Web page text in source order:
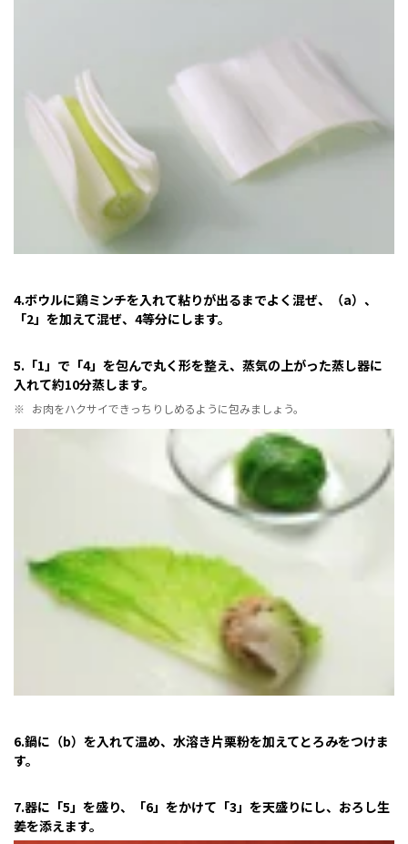
4.ボウルに鶏ミンチを入れて粘りが出るまでよく混ぜ、（a）、
「2」を加えて混ぜ、4等分にします。
5.「1」で「4」を包んで丸く形を整え、蒸気の上がった蒸し器に
入れて約10分蒸します。
※ お肉をハクサイできっちりしめるように包みましょう。
6.鍋に（b）を入れて温め、水溶き片栗粉を加えてとろみをつけま
す。
7.器に「5」を盛り、「6」をかけて「3」を天盛りにし、おろし生
姜を添えます。